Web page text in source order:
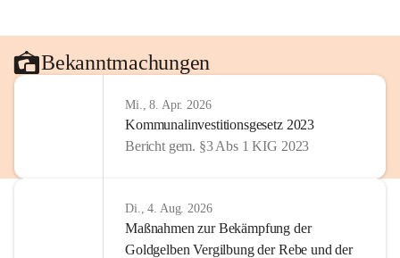
Bekanntmachungen
Mi., 8. Apr. 2026
Kommunalinvestitionsgesetz 2023
Bericht gem. §3 Abs 1 KIG 2023
Di., 4. Aug. 2026
Maßnahmen zur Bekämpfung der
Goldgelben Vergilbung der Rebe und der